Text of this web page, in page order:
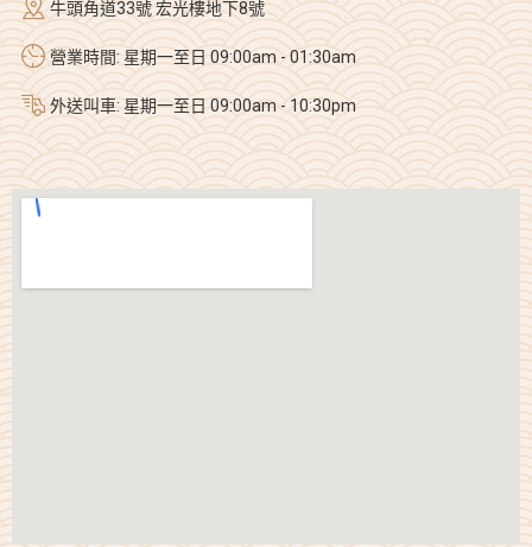
牛頭角道33號 宏光樓地下8號
營業時間: 星期一至日 09:00am - 01:30am
外送叫車: 星期一至日 09:00am - 10:30pm